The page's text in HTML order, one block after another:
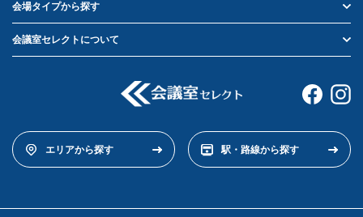
会場タイプから探す
会議室セレクトについて
エリアから探す 駅・路線から探す